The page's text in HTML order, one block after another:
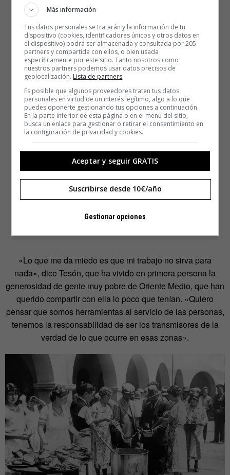
«Lo que me da miedo es que mi trabajo no sirva para
nada», dice Tesón, que ha vivido en primera persona la
generosidad de gente muy pobre de Oriente Medio, que han
querido compartir con ella lo poco que tenían. «Quiero
pensar que somos herramientas al servicio de las personas,
tenemos la responsabilidad de ser los transmisores de la
verdad de lo que ocurre en esas zonas».
Más información
Tus datos personales se tratarán y la información de tu
dispositivo (cookies, identificadores únicos y otros datos en
el dispositivo) podrá ser almacenada y consultada por 205
partners y compartida con ellos, o bien usada
específicamente por este sitio. Tanto nosotros como
nuestros partners podemos usar datos precisos de
geolocalización. Lista de partners.
Es posible que algunos proveedores traten tus datos
personales en virtud de un interés legítimo, algo a lo que
puedes oponerte gestionando tus opciones a continuación.
En la parte inferior de esta página o en el menú del sitio,
busca un enlace para gestionar o retirar el consentimiento en
la configuración de privacidad y cookies.
Aceptar y seguir GRATIS
Suscribirse desde 10€/año
Gestionar opciones